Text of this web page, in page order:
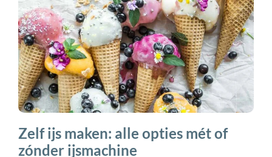
Zelf ijs maken: alle opties mét of
zónder ijsmachine